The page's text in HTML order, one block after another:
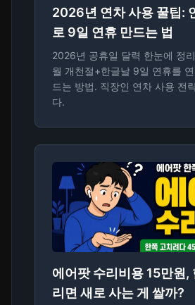
2026년 연차 사용 꿀팁:
로 9일 연휴 만드는 법
2026년 공휴일 달력 한눈에 정
월 개천절+한글날 9일 연휴를
드는 방법. 직장인 연차 사용 전
다.
에어팟 수리비용 15만원,
리면 새로 사는 게 쌀까?